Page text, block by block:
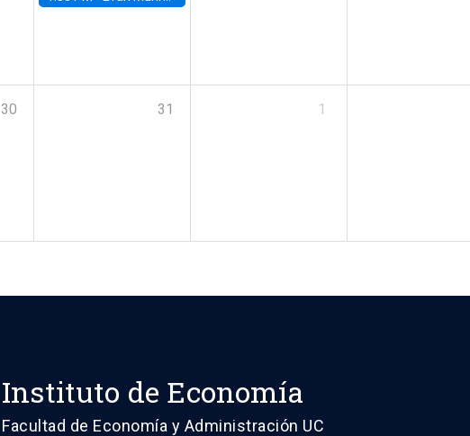
30 31 1
Instituto de Economía
Facultad de Economía y Administración UC